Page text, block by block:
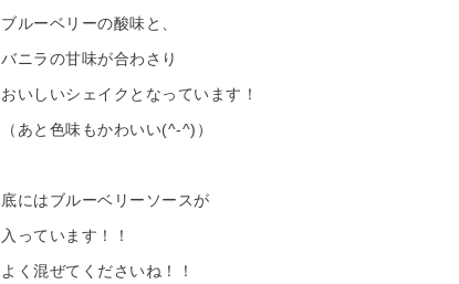
ブルーベリーの酸味と、
バニラの甘味が合わさり
おいしいシェイクとなっています！
（あと色味もかわいい(^-^)）
底にはブルーベリーソースが
入っています！！
よく混ぜてくださいね！！